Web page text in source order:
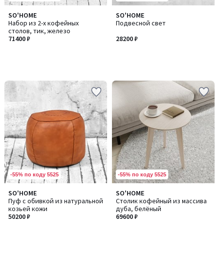
SO'HOME
Набор из 2-х кофейных
столов, тик, железо
71400 ₽
SO'HOME
Подвесной свет
28200 ₽
-55% по коду 5525
SO'HOME
Пуф с обивкой из натуральной
козьей кожи
50200 ₽
-55% по коду 5525
SO'HOME
Столик кофейный из массива
дуба, белёный
69600 ₽